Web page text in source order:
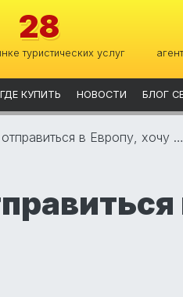
28
туристических услуг
ГДЕ КУПИТЬ НОВОСТИ БЛОГ
в Европу, хочу …